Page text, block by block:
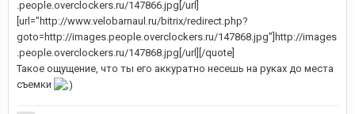
.people.overclockers.ru/147866.jpg[/url]
[url="http://www.velobarnaul.ru/bitrix/redirect.php?
goto=http://images.people.overclockers.ru/147868.jpg"]http://images
.people.overclockers.ru/147868.jpg[/url] [/quote]
Такое ощущение, что ты его аккуратно несешь на руках до места
съемки